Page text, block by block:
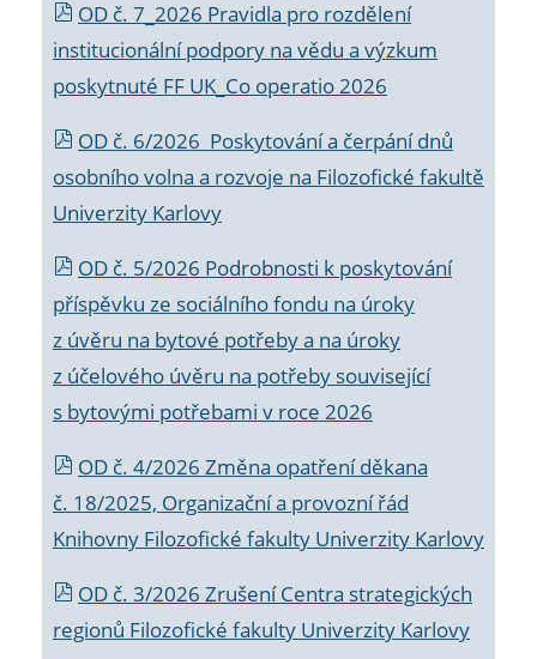
OD č. 7_2026 Pravidla pro rozdělení
institucionální podpory na vědu a výzkum
poskytnuté FF UK_Co operatio 2026
OD č. 6/2026 Poskytování a čerpání dnů
osobního volna a rozvoje na Filozofické fakultě
Univerzity Karlovy
OD č. 5/2026 Podrobnosti k poskytování
příspěvku ze sociálního fondu na úroky
z úvěru na bytové potřeby a na úroky
z účelového úvěru na potřeby související
s bytovými potřebami v roce 2026
OD č. 4/2026 Změna opatření děkana
č. 18/2025, Organizační a provozní řád
Knihovny Filozofické fakulty Univerzity Karlovy
OD č. 3/2026 Zrušení Centra strategických
regionů Filozofické fakulty Univerzity Karlovy